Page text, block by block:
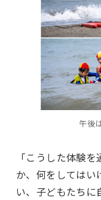
午後
「こうした体験
か、何をしてはい
い、子どもたち